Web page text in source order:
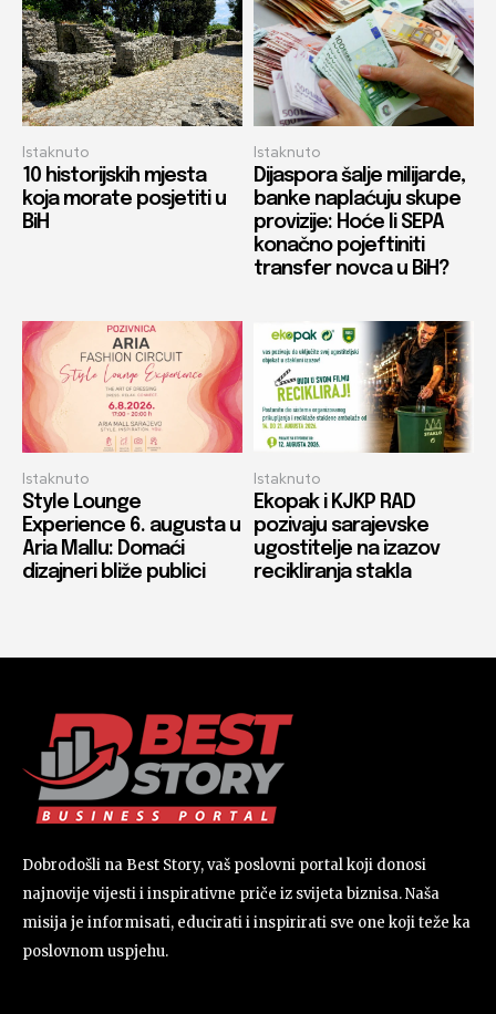
Istaknuto
10 historijskih mjesta
koja morate posjetiti u
BiH
Istaknuto
Dijaspora šalje milijarde,
banke naplaćuju skupe
provizije: Hoće li SEPA
konačno pojeftiniti
transfer novca u BiH?
Istaknuto
Style Lounge
Experience 6. augusta u
Aria Mallu: Domaći
dizajneri bliže publici
Istaknuto
Ekopak i KJKP RAD
pozivaju sarajevske
ugostitelje na izazov
recikliranja stakla
Dobrodošli na Best Story, vaš poslovni portal koji donosi
najnovije vijesti i inspirativne priče iz svijeta biznisa. Naša
misija je informisati, educirati i inspirirati sve one koji teže ka
poslovnom uspjehu.